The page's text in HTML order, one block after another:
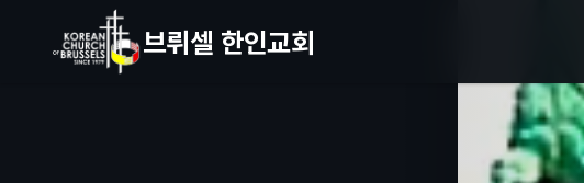
브뤼셀 한인교회